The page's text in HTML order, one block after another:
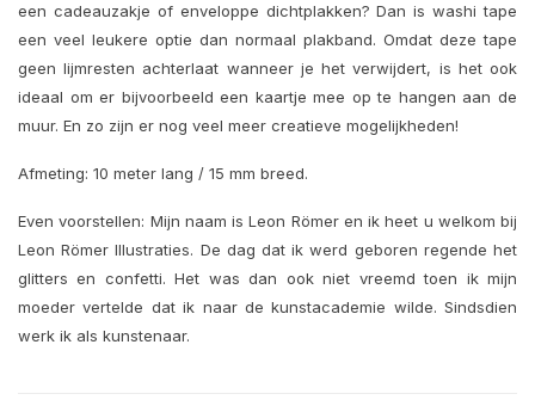
een cadeauzakje of enveloppe dichtplakken? Dan is washi tape
een veel leukere optie dan normaal plakband. Omdat deze tape
geen lijmresten achterlaat wanneer je het verwijdert, is het ook
ideaal om er bijvoorbeeld een kaartje mee op te hangen aan de
muur. En zo zijn er nog veel meer creatieve mogelijkheden!
Afmeting: 10 meter lang / 15 mm breed.
Even voorstellen: Mijn naam is Leon Römer en ik heet u welkom bij
Leon Römer Illustraties. De dag dat ik werd geboren regende het
glitters en confetti. Het was dan ook niet vreemd toen ik mijn
moeder vertelde dat ik naar de kunstacademie wilde. Sindsdien
werk ik als kunstenaar.